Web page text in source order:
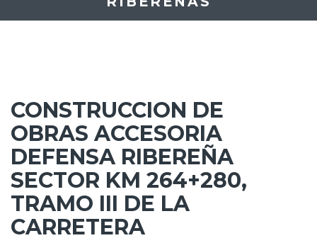
CONSTRUCCION DE
OBRAS ACCESORIA
DEFENSA RIBEREÑA
SECTOR KM 264+280,
TRAMO III DE LA
CARRETERA